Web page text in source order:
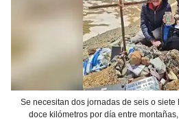
Se necesitan dos jornadas de seis o
doce kilómetros por día entre